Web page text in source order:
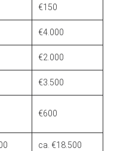
€150
€4.000
€2.000
€3.500
€600
ca. €18.500